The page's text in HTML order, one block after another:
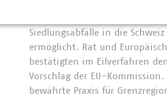
Siedlungsabfälle in die
ermöglicht. Rat und
bestätigten im Eilverfahren
Vorschlag der EU-
bewährte Praxis für